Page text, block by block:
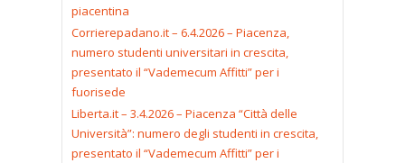
piacentina
Corrierepadano.it – 6.4.2026 – Piacenza,
numero studenti universitari in crescita,
presentato il “Vademecum Affitti” per i
fuorisede
Liberta.it – 3.4.2026 – Piacenza “Città delle
Università”: numero degli studenti in crescita,
presentato il “Vademecum Affitti” per i